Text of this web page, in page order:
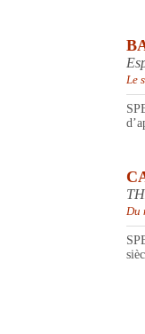
Le
Du